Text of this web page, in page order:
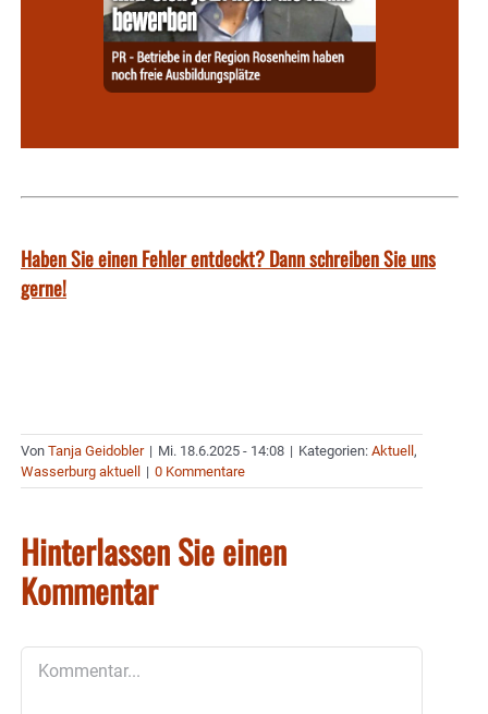
Haben Sie einen Fehler entdeckt? Dann schreiben Sie uns
gerne!
Von Tanja Geidobler | Mi. 18.6.2025 - 14:08 | Kategorien: Aktuell ,
Wasserburg aktuell
| 0 Kommentare
Hinterlassen Sie einen
Kommentar